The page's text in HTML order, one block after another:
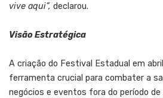
vive aqui”, declarou.
Visão Estratégica
A criação do Festival Estadual em
ferramenta crucial para combater a
negócios e eventos fora do período